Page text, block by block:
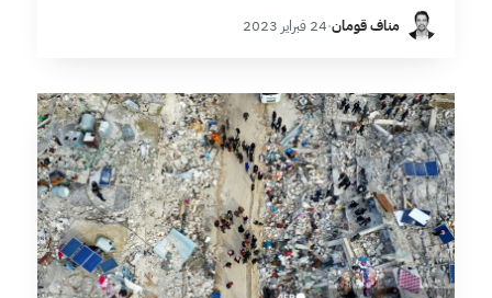
مخلفاً شريحة متضررين يصل عددها إلى قرابة المليون نسمة
(حوالي…مناف قومان·24 فبراير 2023